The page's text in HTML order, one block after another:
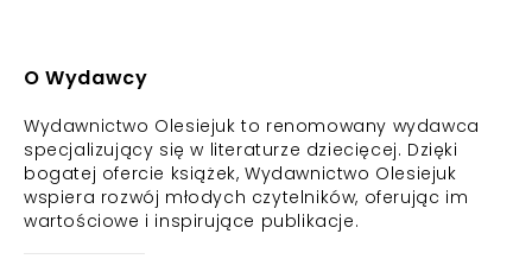
O Wydawcy
Wydawnictwo Olesiejuk to renomowany wydawca
specjalizujący się w literaturze dziecięcej. Dzięki
bogatej ofercie książek, Wydawnictwo Olesiejuk
wspiera rozwój młodych czytelników, oferując im
wartościowe i inspirujące publikacje.